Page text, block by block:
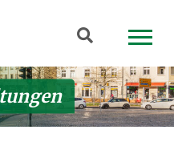
Suchbegriff